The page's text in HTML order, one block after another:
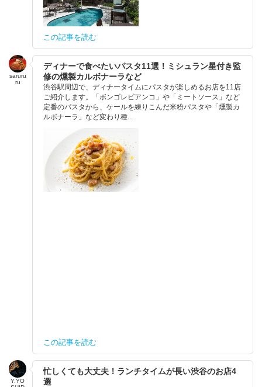
この記事を読む
saruru
ru
ディナーで食べたいパスタ11選！ミシュラン星付き監
修の燻製カルボナーラなど
渋谷駅周辺で、ディナータイムにパスタが楽しめるお店を11店
ご紹介します。「ボンゴレビアンコ」や「ミートソース」など
定番のパスタから、ケールを練りこんだ米粉パスタや「燻製カ
ルボナーラ」など変わり種...
この記事を読む
Y.YO
忙しくても大丈夫！ランチタイムが長い渋谷のお店4
選